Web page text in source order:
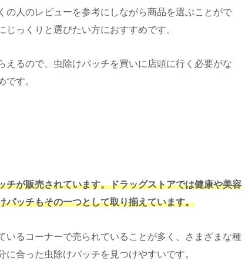
の人のレビューを参考にしながら商品を選ぶことがで
っくりと選びたい方におすすめです。
えるので、虫除けパッチを買いに店頭に行く必要がな
です。
チが販売されています。ドラッグストアでは健康や美容
パッチもその一つとして取り揃えています。
いるコーナーで売られていることが多く、さまざまな種
合った虫除けパッチを見つけやすいです。